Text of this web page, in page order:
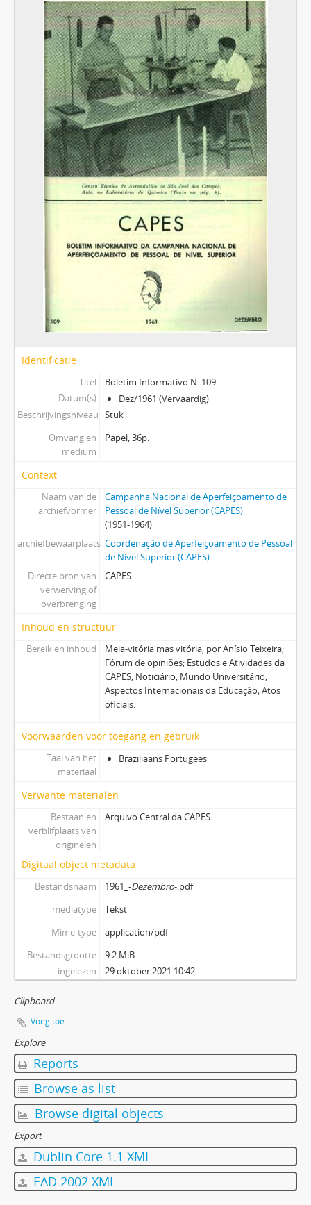
Identificatie
Titel
Boletim Informativo N. 109
Datum(s)
Dez/1961 (Vervaardig)
Beschrijvingsniveau Stuk
Omvang en
medium
Papel, 36p.
Context
Naam van de
archiefvormer
Campanha Nacional de Aperfeiçoamento de
Pessoal de Nível Superior (CAPES)
(1951-1964)
archiefbewaarplaats Coordenação de Aperfeiçoamento de Pessoal
de Nível Superior (CAPES)
Directe bron van
verwerving of
overbrenging
CAPES
Inhoud en structuur
Bereik en inhoud
Meia-vitória mas vitória, por Anísio Teixeira;
Fórum de opiniões; Estudos e Atividades da
CAPES; Noticiário; Mundo Universitário;
Aspectos Internacionais da Educação; Atos
oficiais.
Voorwaarden voor toegang en gebruik
Taal van het
materiaal
Braziliaans Portugees
Verwante materialen
Bestaan en
verblifplaats van
originelen
Arquivo Central da CAPES
Digitaal object metadata
Bestandsnaam 1961_-Dezembro-.pdf
mediatype
Tekst
Mime-type
application/pdf
Bestandsgrootte
9.2 MiB
ingelezen
29 oktober 2021 10:42
Clipboard
Voeg toe
Explore
Reports
Browse as list
Browse digital objects
Export
Dublin Core 1.1 XML
EAD 2002 XML